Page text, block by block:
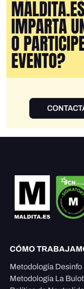
CÓMO
Metodología Desinfo
Metodología La